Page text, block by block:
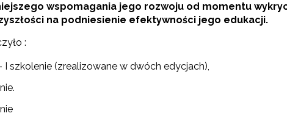
wczesnoszkolnej"
wspomagania jego rozwoju od momentu
na podniesienie efektywności jego edukacji.
:
I szkolenie (zrealizowane w dwóch edycjach),